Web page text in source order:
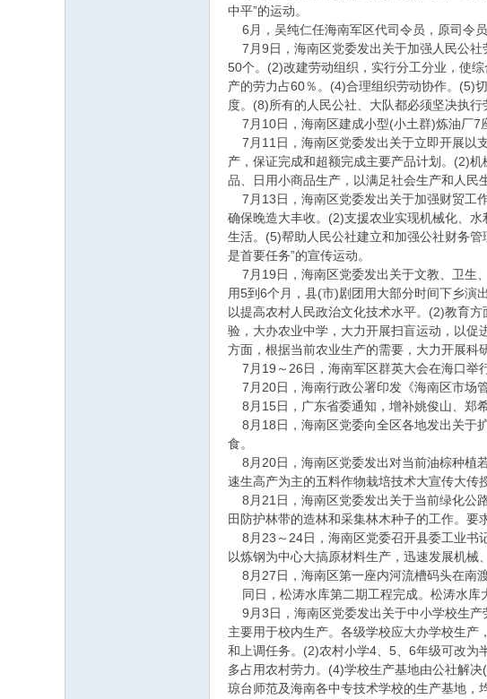
中平”的运动。
6月，吴纯仁任海南军区代司令员，原司令员
7月9日，海南区党委发出关于加强人民公社
50个。(2)改建劳动组织，实行分工分业，使
产的劳力占60％。(4)合理组织劳动协作。(5)
度。(8)所有的人民公社、大队都必须坚决执
7月10日，海南区建成小型(小土群)炼油厂7
7月11日，海南区党委发出关于立即开展以
产，保证完成和超额完成主要产品计划。(2)
品、日用小商品生产，以满足社会生产和人民
7月13日，海南区党委发出关于加强财贸工
确保晚造大丰收。(2)支援农业实现机械化、
生活。(5)帮助人民公社建立和加强公社财务
是首要任务”的宣传运动。
7月19日，海南区党委发出关于文教、卫生
用5到6个月，县(市)剧团用大部分时间下乡演
以提高农村人民政治文化技术水平。(2)教育
验，大办农业中学，大力开展扫盲运动，以
方面，根据当前农业生产的需要，大力开展科
7月19～26日，海南军区群英大会在海口举
7月20日，海南行政公署印发《海南区市场管
8月15日，广东省委通知，增补姚俊山、郑
8月18日，海南区党委向全区各地发出关于
食。
8月20日，海南区党委发出对当前油棕种植
速生高产为主的五料作物栽培技术大宣传大传
8月21日，海南区党委发出关于当前绿化公
田防护林带的造林和采集林木种子的工作。要
8月23～24日，海南区党委召开县委工业书
以炼钢为中心大搞原材料生产，迅速发展机械
8月27日，海南区第一座内河流槽码头在南
同日，松涛水库第二期工程完成。松涛水库
9月3日，海南区党委发出关于中小学校生产
主要用于校内生产。各级学校应大办学校生
和上调任务。(2)农村小学4、5、6年级可改为
多占用农村劳力。(4)学校生产基地由公社解
琼台师范及海南各中专技术学校的生产基地，